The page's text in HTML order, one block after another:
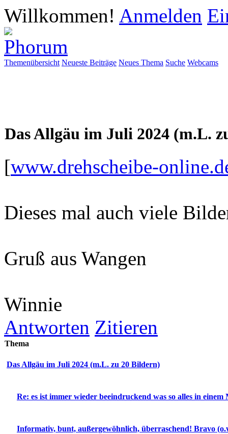
Willkommen! Anmelden
Themenübersicht Neueste Beiträge Neues Thema Suche Webcams
Das Allgäu im Juli 2024 (m.L.
[www.drehscheibe-
Dieses mal auch viele
Gruß aus Wangen
Winnie
Antworten Zitieren
Thema
Das Allgäu im Juli 2024 (m.L. zu 20 Bildern)
Re: es ist immer wieder beeindruckend was so alles in einem
Informativ, bunt, außergewöhnlich, überraschend! Bravo